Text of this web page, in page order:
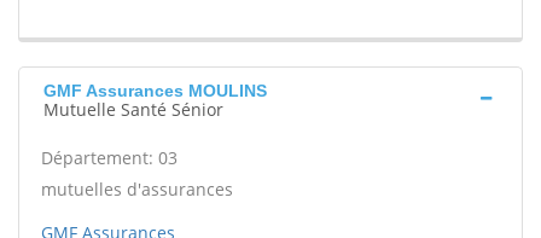
GMF Assurances MOULINS
Mutuelle Santé Sénior
Département: 03
mutuelles d'assurances
GMF Assurances